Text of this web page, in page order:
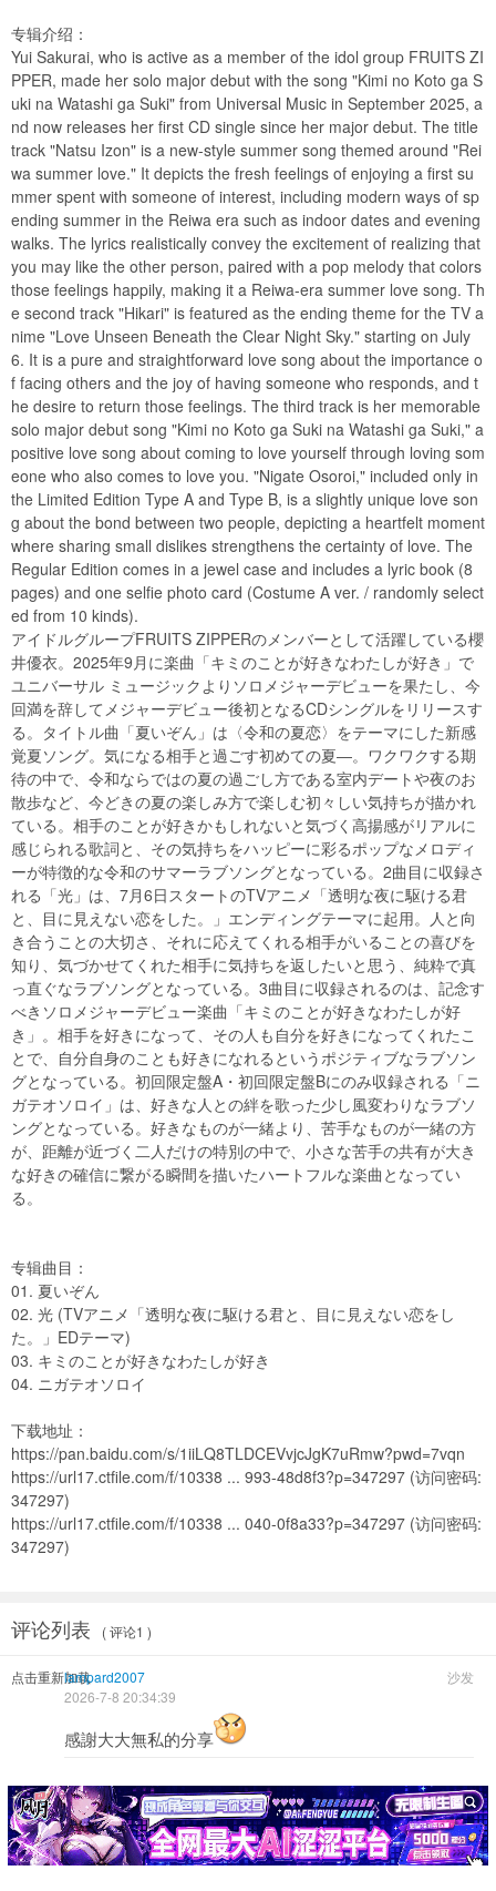
专辑介绍：
Yui Sakurai, who is active as a member of the idol group FRUITS ZI
PPER, made her solo major debut with the song "Kimi no Koto ga S
uki na Watashi ga Suki" from Universal Music in September 2025, a
nd now releases her first CD single since her major debut. The title
track "Natsu Izon" is a new-style summer song themed around "Rei
wa summer love." It depicts the fresh feelings of enjoying a first su
mmer spent with someone of interest, including modern ways of sp
ending summer in the Reiwa era such as indoor dates and evening
walks. The lyrics realistically convey the excitement of realizing that
you may like the other person, paired with a pop melody that colors
those feelings happily, making it a Reiwa-era summer love song. Th
e second track "Hikari" is featured as the ending theme for the TV a
nime "Love Unseen Beneath the Clear Night Sky." starting on July
6. It is a pure and straightforward love song about the importance o
f facing others and the joy of having someone who responds, and t
he desire to return those feelings. The third track is her memorable
solo major debut song "Kimi no Koto ga Suki na Watashi ga Suki," a
positive love song about coming to love yourself through loving som
eone who also comes to love you. "Nigate Osoroi," included only in
the Limited Edition Type A and Type B, is a slightly unique love son
g about the bond between two people, depicting a heartfelt moment
where sharing small dislikes strengthens the certainty of love. The
Regular Edition comes in a jewel case and includes a lyric book (8
pages) and one selfie photo card (Costume A ver. / randomly select
ed from 10 kinds).
アイドルグループFRUITS ZIPPERのメンバーとして活躍している櫻
井優衣。2025年9月に楽曲「キミのことが好きなわたしが好き」で
ユニバーサル ミュージックよりソロメジャーデビューを果たし、今
回満を辞してメジャーデビュー後初となるCDシングルをリリースす
る。タイトル曲「夏いぞん」は〈令和の夏恋〉をテーマにした新感
覚夏ソング。気になる相手と過ごす初めての夏―。ワクワクする期
待の中で、令和ならではの夏の過ごし方である室内デートや夜のお
散歩など、今どきの夏の楽しみ方で楽しむ初々しい気持ちが描かれ
ている。相手のことが好きかもしれないと気づく高揚感がリアルに
感じられる歌詞と、その気持ちをハッピーに彩るポップなメロディ
ーが特徴的な令和のサマーラブソングとなっている。2曲目に収録さ
れる「光」は、7月6日スタートのTVアニメ「透明な夜に駆ける君
と、目に見えない恋をした。」エンディングテーマに起用。人と向
き合うことの大切さ、それに応えてくれる相手がいることの喜びを
知り、気づかせてくれた相手に気持ちを返したいと思う、純粋で真
っ直ぐなラブソングとなっている。3曲目に収録されるのは、記念す
べきソロメジャーデビュー楽曲「キミのことが好きなわたしが好
き」。相手を好きになって、その人も自分を好きになってくれたこ
とで、自分自身のことも好きになれるというポジティブなラブソン
グとなっている。初回限定盤A・初回限定盤Bにのみ収録される「ニ
ガテオソロイ」は、好きな人との絆を歌った少し風変わりなラブソ
ングとなっている。好きなものが一緒より、苦手なものが一緒の方
が、距離が近づく二人だけの特別の中で、小さな苦手の共有が大き
な好きの確信に繋がる瞬間を描いたハートフルな楽曲となってい
る。
专辑曲目：
01. 夏いぞん
02. 光 (TVアニメ「透明な夜に駆ける君と、目に見えない恋をし
た。」EDテーマ)
03. キミのことが好きなわたしが好き
04. ニガテオソロイ
下载地址：
https://pan.baidu.com/s/1iiLQ8TLDCEVvjcJgK7uRmw?pwd=7vqn
https://url17.ctfile.com/f/10338 ... 993-48d8f3?p=347297 (访问密码:
347297)
https://url17.ctfile.com/f/10338 ... 040-0f8a33?p=347297 (访问密码:
347297)
评论列表 ( 评论1 )
点击重新加载 沙发
lampard2007
2026-7-8 20:34:39
感謝大大無私的分享